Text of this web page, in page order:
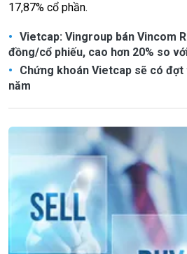
17,87% cổ phần.
Vietcap: Vingroup bán Vincom
đồng/cổ phiếu, cao hơn 20% so
Chứng khoán Vietcap sẽ có
năm